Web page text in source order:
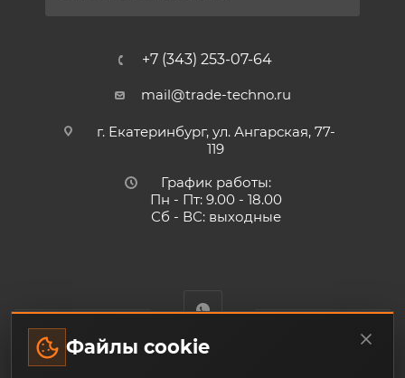
+7 (343) 253-07-64
mail@trade-techno.ru
г. Екатеринбург, ул. Ангарская, 77-
119
График работы:
Пн - Пт: 9.00 - 18.00
Сб - ВС: выходные
Файлы cookie